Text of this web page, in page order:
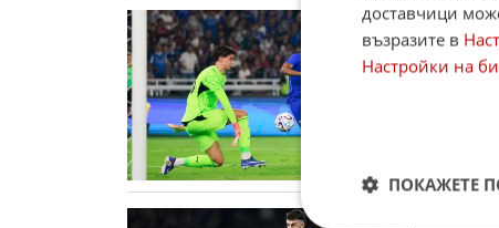
терена
Милан
като
доставчици
възразите в
Настройки на
ПОКАЖЕТЕ